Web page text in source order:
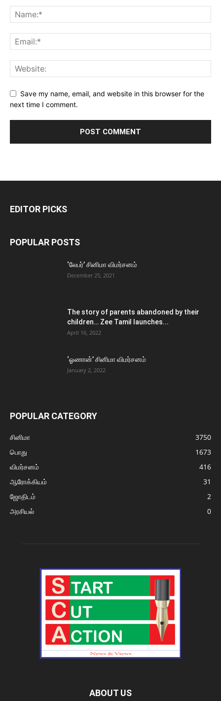
Save my name, email, and website in this browser for the
next time I comment.
EDITOR PICKS
POPULAR POSTS
‘லேபர்’ சினிமா விமர்சனம்
December 25, 2021
The story of parents abandoned by their
children… Zee Tamil launches...
April 16, 2022
‘ஓணான்’ சினிமா விமர்சனம்
January 2, 2022
POPULAR CATEGORY
சினிமா
3750
பொது
1673
விமர்சனம்
416
ஆரோக்கியம்
31
ஜோதிடம்
2
அரசியல்
0
ABOUT US